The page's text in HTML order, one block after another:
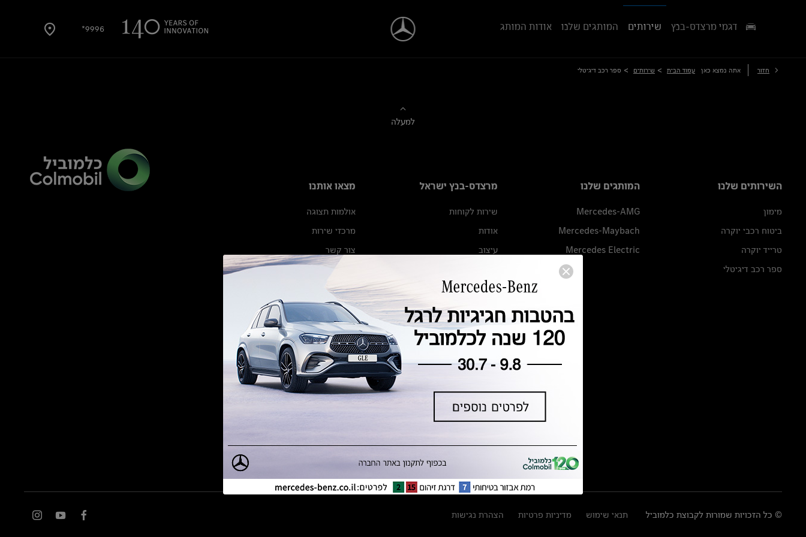
9996* דגמי מרצדס-בנץ שירותים המותגים שלנו אודות המותג
חזור אתה נמצא כאן עמוד הבית > שירותים > ספר רכב דיגיטלי
למעלה
השירותים שלנו
מימון
ביטוח רכבי יוקרה
טרייד יוקרה
ספר רכב דיגיטלי
המותגים שלנו
Mercedes-AMG
Mercedes-Maybach
Mercedes Electric
מרצדס-בנץ ישראל
שירות לקוחות
אודות
עיצוב
מגזין מרצדס-בנץ
ספרי רכב מרצדס-בנץ
נתוני זיהום אוויר וצריכת דלק וחשמל
נתוני תווית צמיגים
מחירון חלפים
הודעה על הטבות לרכבי מרצדס בהסדר
מצאו אותנו
אולמות תצוגה
מרכזי שירות
צור קשר
© כל הזכויות שמורות לקבוצת כלמוביל תנאי שימוש מדיניות פרטיות הצהרת נגישות